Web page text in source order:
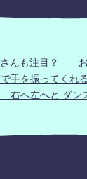
さんも注目？
手を振ってく
右へ左へと ダン